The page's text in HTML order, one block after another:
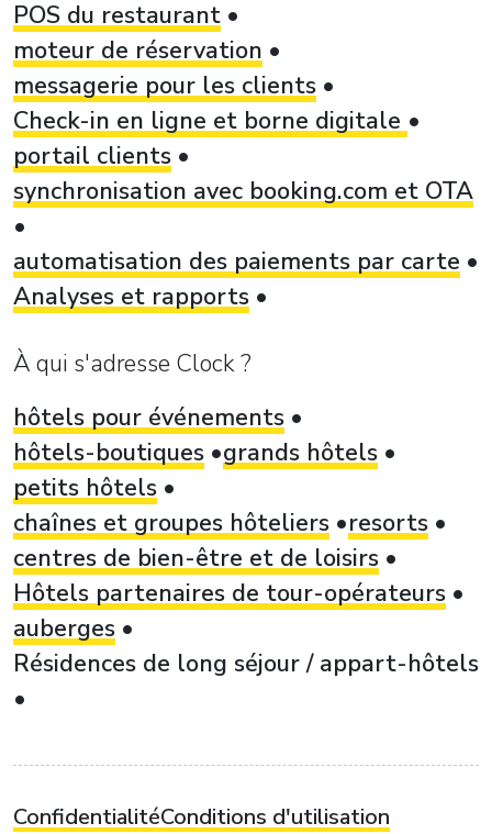
POS du restaurant
moteur de réservation
messagerie pour les clients
Check-in en ligne et borne digitale
portail clients
synchronisation avec booking.com et OTA
automatisation des paiements par carte
Analyses et rapports
À qui s'adresse Clock ?
hôtels pour événements
hôtels-boutiques grands hôtels
petits hôtels
chaînes et groupes hôteliers
resorts
centres de bien-être et de loisirs
Hôtels partenaires de tour-opérateurs
auberges
Résidences de long séjour / appart-hôtels
ConfidentialitéConditions d'utilisation